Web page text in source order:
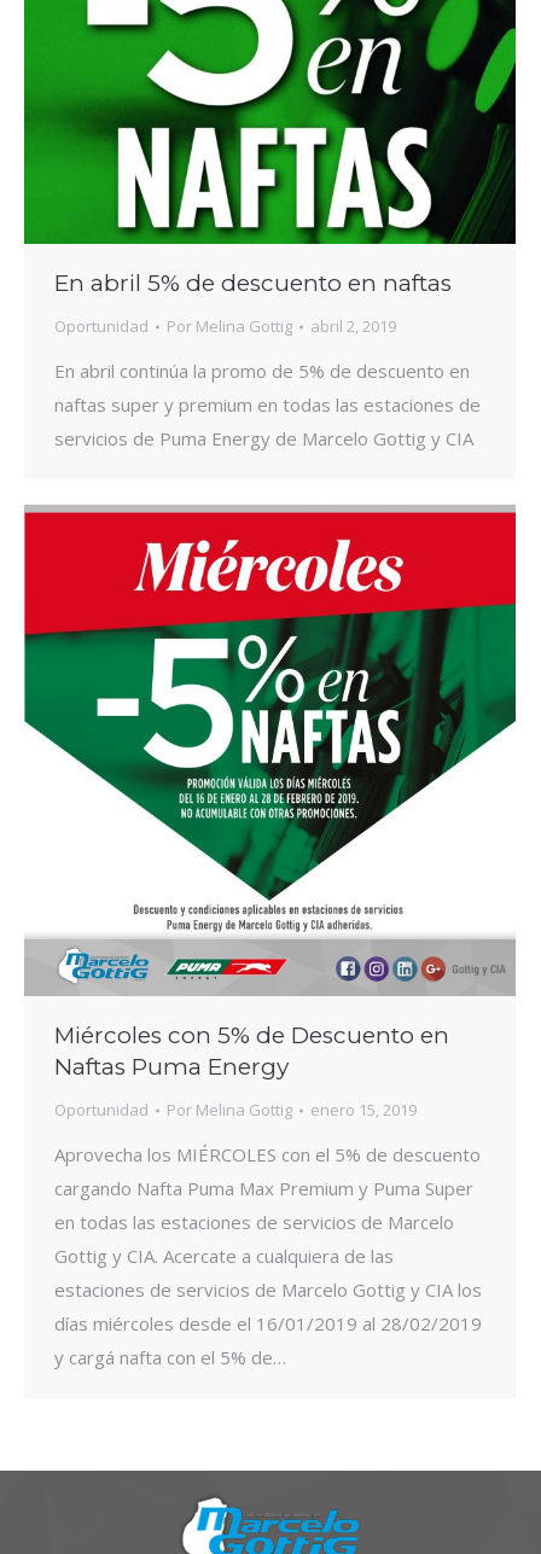
En abril 5% de descuento en naftas
Oportunidad Por Melina Gottig abril 2, 2019
En abril continúa la promo de 5% de descuento en
naftas super y premium en todas las estaciones de
servicios de Puma Energy de Marcelo Gottig y CIA
Miércoles con 5% de Descuento en
Naftas Puma Energy
Oportunidad Por Melina Gottig enero 15, 2019
Aprovecha los MIÉRCOLES con el 5% de descuento
cargando Nafta Puma Max Premium y Puma Super
en todas las estaciones de servicios de Marcelo
Gottig y CIA. Acercate a cualquiera de las
estaciones de servicios de Marcelo Gottig y CIA los
días miércoles desde el 16/01/2019 al 28/02/2019
y cargá nafta con el 5% de…